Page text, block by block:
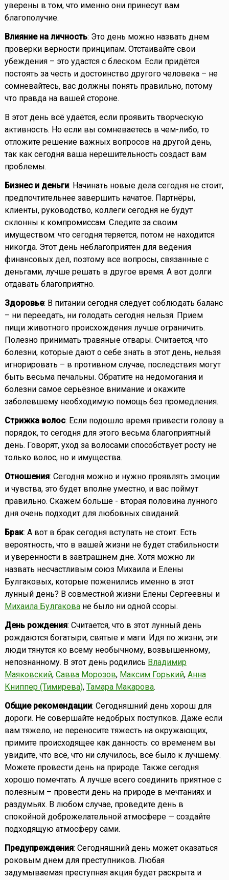
уверены в том, что именно они принесут вам
благополучие.
Влияние на личность: Это день можно назвать днем
проверки верности принципам. Отстаивайте свои
убеждения – это удастся с блеском. Если придётся
постоять за честь и достоинство другого человека – не
сомневайтесь, вас должны понять правильно, потому
что правда на вашей стороне.
В этот день всё удаётся, если проявить творческую
активность. Но если вы сомневаетесь в чем-либо, то
отложите решение важных вопросов на другой день,
так как сегодня ваша нерешительность создаст вам
проблемы.
Бизнес и деньги: Начинать новые дела сегодня не стоит,
предпочтительнее завершить начатое. Партнёры,
клиенты, руководство, коллеги сегодня не будут
склонны к компромиссам. Следите за своим
имуществом: что сегодня теряется, потом не находится
никогда. Этот день неблагоприятен для ведения
финансовых дел, поэтому все вопросы, связанные с
деньгами, лучше решать в другое время. А вот долги
отдавать благоприятно.
Здоровье: В питании сегодня следует соблюдать баланс
– ни переедать, ни голодать сегодня нельзя. Прием
пищи животного происхождения лучше ограничить.
Полезно принимать травяные отвары. Считается, что
болезни, которые дают о себе знать в этот день, нельзя
игнорировать – в противном случае, последствия могут
быть весьма печальны. Обратите на недомогания и
болезни самое серьёзное внимание и окажите
заболевшему необходимую помощь без промедления.
Стрижка волос: Если подошло время привести голову в
порядок, то сегодня для этого весьма благоприятный
день. Говорят, уход за волосами способствует росту не
только волос, но и имущества.
Отношения: Сегодня можно и нужно проявлять эмоции
и чувства, это будет вполне уместно, и вас поймут
правильно. Скажем больше - вторая половина лунного
дня очень подходит для любовных свиданий.
Брак: А вот в брак сегодня вступать не стоит. Есть
вероятность, что в вашей жизни не будет стабильности
и уверенности в завтрашнем дне. Хотя можно ли
назвать несчастливым союз Михаила и Елены
Булгаковых, которые поженились именно в этот
лунный день? В совместной жизни Елены Сергеевны и
Михаила Булгаковане было ни одной ссоры.
День рождения: Считается, что в этот лунный день
рождаются богатыри, святые и маги. Идя по жизни, эти
люди тянутся ко всему необычному, возвышенному,
непознанному. В этот день родились Владимир
Маяковский, Савва Морозов, Максим Горький, Анна
Книппер (Тимирева), Тамара Макарова.
Общие рекомендации: Сегодняшний день хорош для
дороги. Не совершайте недобрых поступков. Даже если
вам тяжело, не переносите тяжесть на окружающих,
примите происходящее как данность: со временем вы
увидите, что всё, что ни случилось, все было к лучшему.
Можете провести день на природе. Также сегодня
хорошо помечтать. А лучше всего соединить приятное с
полезным – провести день на природе в мечтаниях и
раздумьях. В любом случае, проведите день в
спокойной доброжелательной атмосфере — создайте
подходящую атмосферу сами.
Предупреждения: Сегодняшний день может оказаться
роковым днем для преступников. Любая
задумываемая преступная акция будет раскрыта и